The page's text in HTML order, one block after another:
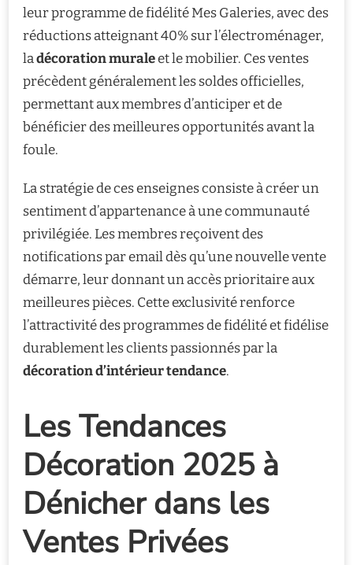
leur programme de fidélité Mes Galeries, avec des
réductions atteignant 40% sur l’électroménager,
ladécoration muraleet le mobilier. Ces ventes
précèdent généralement les soldes officielles,
permettant aux membres d’anticiper et de
bénéficier des meilleures opportunités avant la
foule.
La stratégie de ces enseignes consiste à créer un
sentiment d’appartenance à une communauté
privilégiée. Les membres reçoivent des
notifications par email dès qu’une nouvelle vente
démarre, leur donnant un accès prioritaire aux
meilleures pièces. Cette exclusivité renforce
l’attractivité des programmes de fidélité et fidélise
durablement les clients passionnés par la
décoration d’intérieur tendance.
Les Tendances
Décoration 2025 à
Dénicher dans les
Ventes Privées